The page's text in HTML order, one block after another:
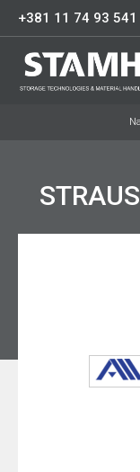
+381 11 74 93 541